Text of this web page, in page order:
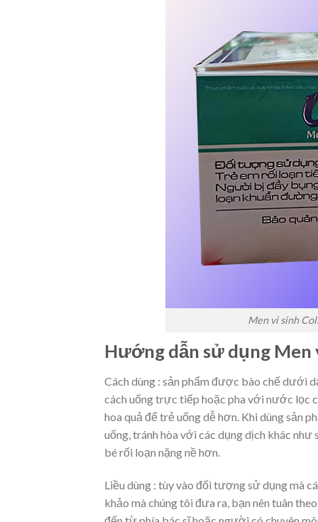
Men vi sinh
Hướng dẫn sử dụng Men
Cách dùng : sản phẩm được bào chế dưới
cách uống trực tiếp hoặc pha với nước lọc
hoa quả để trẻ uống dễ hơn. Khi dùng sản
uống, tránh hòa với các dụng dịch khác
bé rối loạn nặng nề hơn.
Liều dùng : tùy vào đối tượng sử dụng mà
khảo mà chúng tôi đưa ra, bạn nên tuân